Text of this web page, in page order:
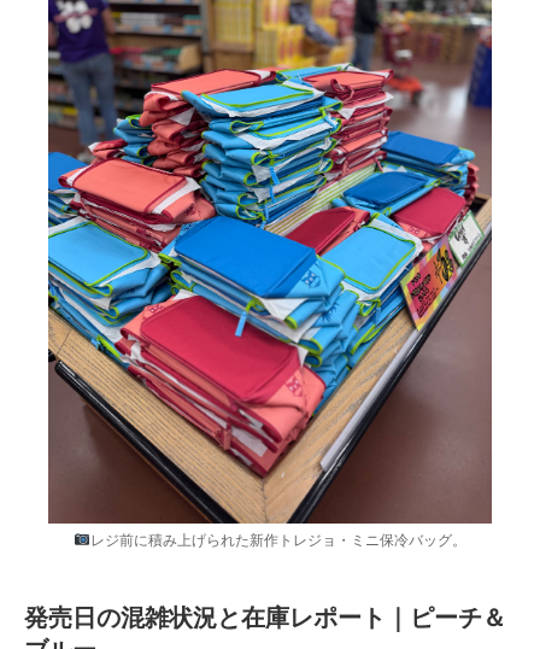
レジ前に積み上げられた新作トレジョ・ミニ保冷バッグ。
発売日の混雑状況と在庫レポート｜ピーチ＆